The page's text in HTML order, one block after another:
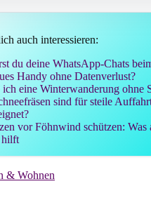
auch interessieren:
du deine WhatsApp-Chats
Handy ohne Datenverlust?
ich eine Winterwanderung ohne
sind für steile
vor Föhnwind schützen: Was
hilft
& Wohnen